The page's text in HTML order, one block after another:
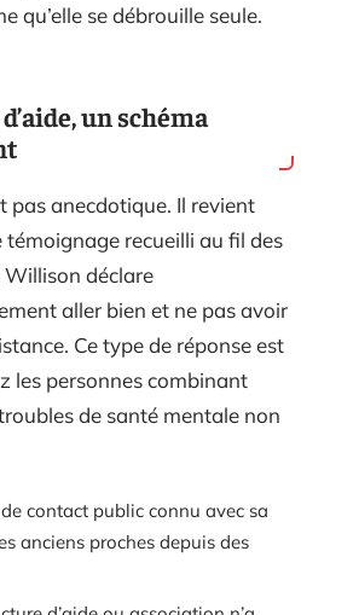
qu’elle se débrouille seule.
un schéma
pas anecdotique. Il revient
témoignage recueilli au fil des
Willison déclare
aller bien et ne pas avoir
Ce type de réponse est
les personnes combinant
de santé mentale non
de contact public connu avec sa
anciens proches depuis des